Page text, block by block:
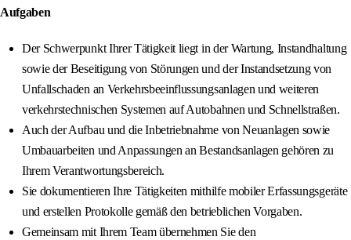
Aufgaben
Der Schwerpunkt Ihrer Tätigkeit liegt in der Wartung, Instandhaltung
sowie der Beseitigung von Störungen und der Instandsetzung von
Unfallschaden an Verkehrsbeeinflussungsanlagen und weiteren
verkehrstechnischen Systemen auf Autobahnen und Schnellstraßen.
Auch der Aufbau und die Inbetriebnahme von Neuanlagen sowie
Umbauarbeiten und Anpassungen an Bestandsanlagen gehören zu
Ihrem Verantwortungsbereich.
Sie dokumentieren Ihre Tätigkeiten mithilfe mobiler Erfassungsgeräte
und erstellen Protokolle gemäß den betrieblichen Vorgaben.
Gemeinsam mit Ihrem Team übernehmen Sie den